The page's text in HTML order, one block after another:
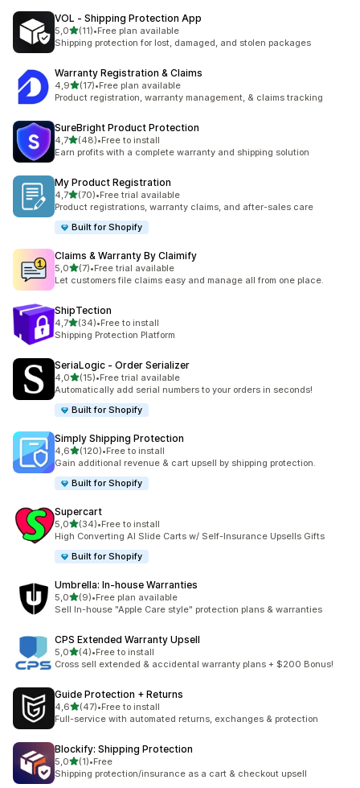
VOL ‑ Shipping Protection App
5,0na 5 gwiazdek
(11)
Łączna liczba recenzji: 11
•Free plan available
Shipping protection for lost, damaged, and stolen packages
Warranty Registration & Claims
4,9na 5 gwiazdek
(17)
Łączna liczba recenzji: 17
•Free plan available
Product registration, warranty management, & claims tracking
SureBright Product Protection
4,7na 5 gwiazdek
(48)
Łączna liczba recenzji: 48
•Free to install
Earn profits with a complete warranty and shipping solution
My Product Registration
4,7na 5 gwiazdek
(70)
Łączna liczba recenzji: 70
•Free trial available
Product registrations, warranty claims, and after-sales care
Built for Shopify
Claims & Warranty By Claimify
5,0na 5 gwiazdek
(7)
Łączna liczba recenzji: 7
•Free trial available
Let customers file claims easy and manage all from one place.
ShipTection
4,7na 5 gwiazdek
(34)
Łączna liczba recenzji: 34
•Free to install
Shipping Protection Platform
SeriaLogic ‑ Order Serializer
4,0na 5 gwiazdek
(15)
Łączna liczba recenzji: 15
•Free trial available
Automatically add serial numbers to your orders in seconds!
Built for Shopify
Simply Shipping Protection
4,6na 5 gwiazdek
(120)
Łączna liczba recenzji: 120
•Free to install
Gain additional revenue & cart upsell by shipping protection.
Built for Shopify
Supercart
5,0na 5 gwiazdek
(34)
Łączna liczba recenzji: 34
•Free to install
High Converting AI Slide Carts w/ Self-Insurance Upsells Gifts
Built for Shopify
Umbrella: In‑house Warranties
5,0na 5 gwiazdek
(9)
Łączna liczba recenzji: 9
•Free plan available
Sell In-house "Apple Care style" protection plans & warranties
CPS Extended Warranty Upsell
5,0na 5 gwiazdek
(4)
Łączna liczba recenzji: 4
•Free to install
Cross sell extended & accidental warranty plans + $200 Bonus!
Guide Protection + Returns
4,6na 5 gwiazdek
(47)
Łączna liczba recenzji: 47
•Free to install
Full-service with automated returns, exchanges & protection
Blockify: Shipping Protection
5,0na 5 gwiazdek
(1)
Łączna liczba recenzji: 1
•Free
Shipping protection/insurance as a cart & checkout upsell